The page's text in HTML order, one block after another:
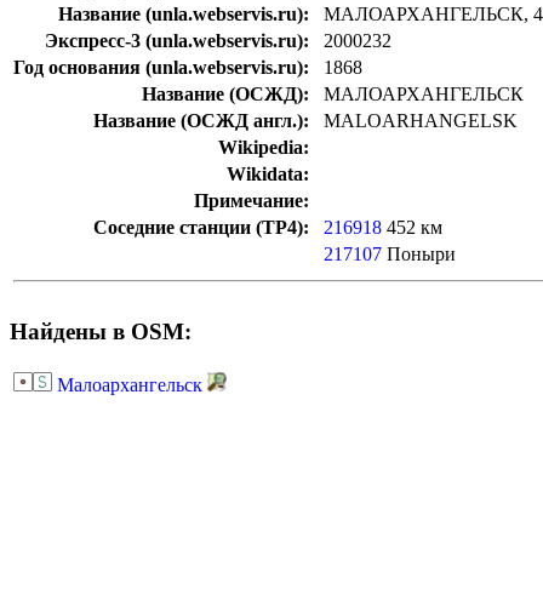
Название (unla.webservis.ru):
МАЛОАРХАНГЕЛЬСК,
Экспресс-3 (unla.webservis.ru):
2000232
Год основания (unla.webservis.ru):
1868
Название (ОСЖД):
МАЛОАРХАНГЕЛЬСК
Название (ОСЖД англ.):
MALOARHANGELSK
Wikipedia:
Wikidata:
Примечание:
Соседние станции (ТР4):
216918 452 км
217107 Поныри
Найдены в OSM:
Малоархангельск